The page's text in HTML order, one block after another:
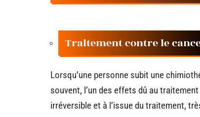
Traitement contre le
Lorsqu’une personne subit une
souvent, l’un des effets dû au
irréversible et à l’issue du traitement,